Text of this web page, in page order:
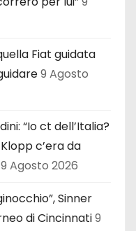
Fiat guidata
9 Agosto
“Io ct dell’Italia?
c’era da
9 Agosto 2026
Sinner
di Cincinnati9